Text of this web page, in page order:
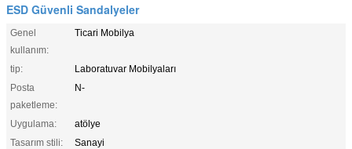
ESD Güvenli Sandalyeler
Genel
kullanım:
Ticari Mobilya
tip:
Laboratuvar Mobilyaları
Posta
paketleme:
N-
Uygulama:
atölye
Tasarım stili:
Sanayi